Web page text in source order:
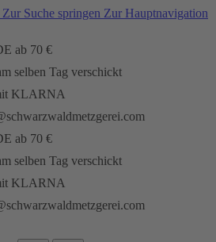
Zur Suche springen Zur Hauptnavigation
ab 70 €
selben Tag verschickt
KLARNA
ab 70 €
selben Tag verschickt
KLARNA